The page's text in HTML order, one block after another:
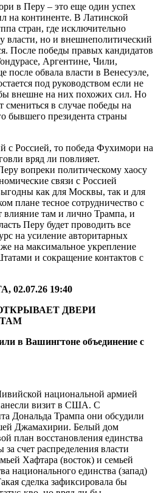
в Перу – это еще один успех
на континенте. В Латинской
стран, где исключительно
власти, но и внешнеполитический
После победы правых кандидатов
Аргентине, Чили,
обвала власти в Венесуэле,
под руководством если не
внешне на них похожих сил. Но
смениться в случае победы на
бывшего президента страны
с Россией, то победа Фухимори на
вряд ли повлияет.
вопреки политическому хаосу
связи с Россией
как для Москвы, так и для
плане тесное сотрудничество с
там и лично Трампа, и
Перу будет проводить все
на усиление авторитарных
на максимальное укрепление
и сокращение контактов с
19:40
ДВЕРИ
в Вашингтоне объединение с
национальной армией
визит в США. С
Дональда Трампа они обсудили
Джамахирии. Белый дом
план восстановления единства
счет распределения власти
Хафтара (восток) и семьей
национального единства (запад)
сделка зафиксировала бы